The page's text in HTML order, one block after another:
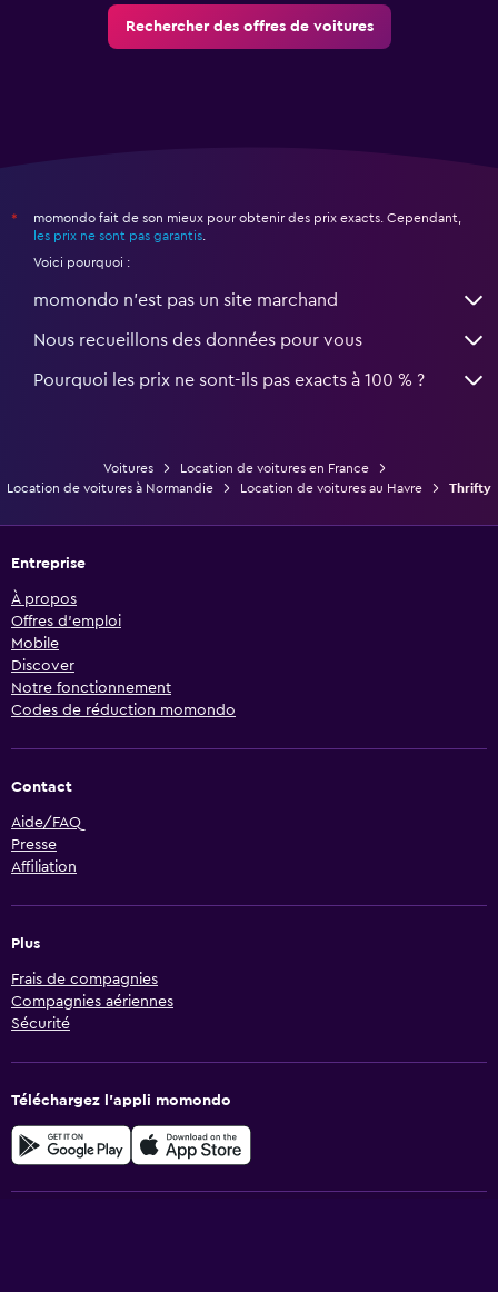
Rechercher des offres de voitures
*
momondo fait de son mieux pour obtenir des prix exacts. Cependant,
les prix ne sont pas garantis.
Voici pourquoi :
momondo n'est pas un site marchand
Nous recueillons des données pour vous
Pourquoi les prix ne sont-ils pas exacts à 100 % ?
Voitures
Location de voitures en France
Location de voitures à Normandie
Location de voitures au Havre Thrifty
Entreprise
À propos
Offres d’emploi
Mobile
Discover
Notre fonctionnement
Codes de réduction momondo
Contact
Aide/FAQ
Presse
Affiliation
Plus
Frais de compagnies
Compagnies aériennes
Sécurité
Téléchargez l’appli momondo